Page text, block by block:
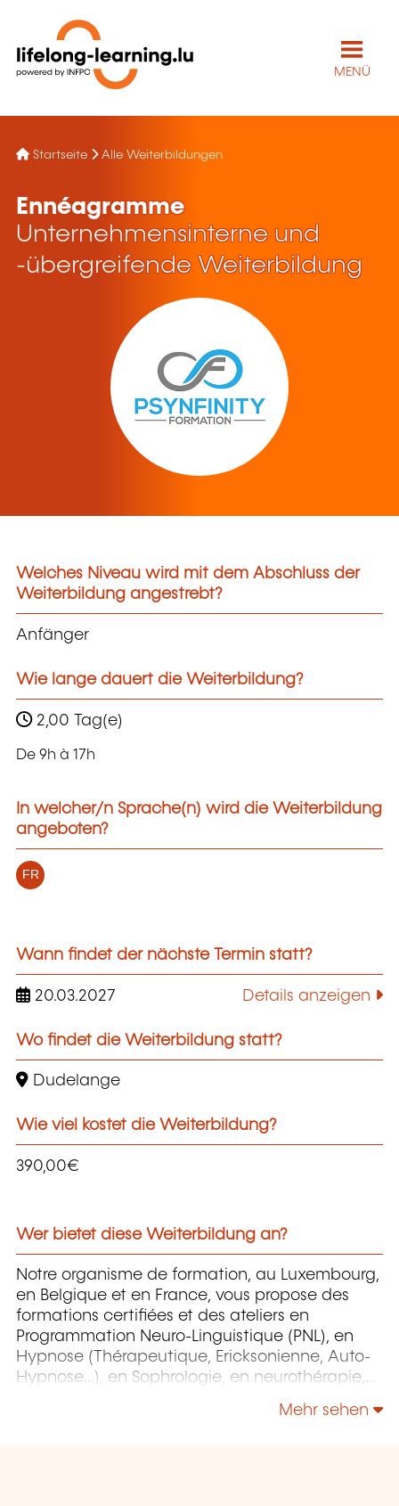
MENÜ
Startseite Alle Weiterbildungen
Ennéagramme
Unternehmensinterne und
-übergreifende Weiterbildung
Welches Niveau wird mit dem Abschluss der
Weiterbildung angestrebt?
Anfänger
Wie lange dauert die Weiterbildung?
2,00 Tag(e)
De 9h à 17h
In welcher/n Sprache(n) wird die Weiterbildung
angeboten?
FR
Wann findet der nächste Termin statt?
20.03.2027 Details anzeigen
Wo findet die Weiterbildung statt?
Dudelange
Wie viel kostet die Weiterbildung?
390,00€
Wer bietet diese Weiterbildung an?
Notre organisme de formation, au Luxembourg,
en Belgique et en France, vous propose des
formations certifiées et des ateliers en
Programmation Neuro-Linguistique (PNL), en
Hypnose (Thérapeutique, Ericksonienne, Auto-
Hypnose...), en Sophrologie, en neurothérapie,
magnétisme et bien d'autres. En choisissant
Mehr sehen